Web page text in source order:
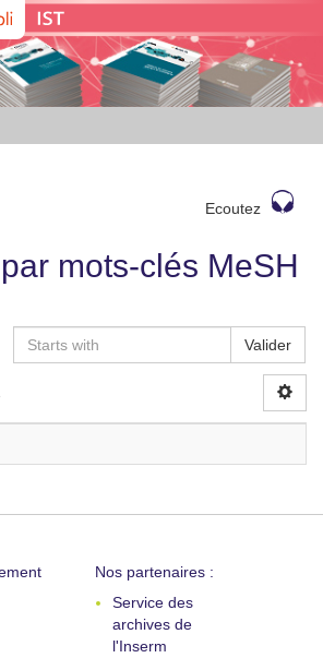
Ecoutez
mots-clés MeSH
Valider
Nos partenaires :
Service des
archives de
l'Inserm